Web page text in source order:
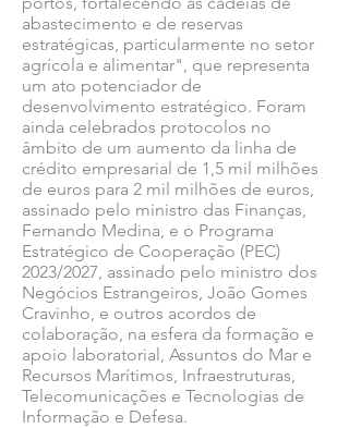
abastecimento e de reservas
estratégicas, particularmente no setor
agrícola e alimentar", que representa
um ato potenciador de
desenvolvimento estratégico. Foram
ainda celebrados protocolos no
âmbito de um aumento da linha de
crédito empresarial de 1,5 mil milhões
de euros para 2 mil milhões de euros,
assinado pelo ministro das Finanças,
Fernando Medina, e o Programa
Estratégico de Cooperação (PEC)
2023/2027, assinado pelo ministro dos
Negócios Estrangeiros, João Gomes
Cravinho, e outros acordos de
colaboração, na esfera da formação e
apoio laboratorial, Assuntos do Mar e
Recursos Marítimos, Infraestruturas,
Telecomunicações e Tecnologias de
Informação e Defesa.